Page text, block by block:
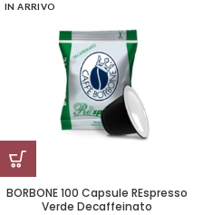
IN ARRIVO
BORBONE 100 Capsule REspresso
Verde Decaffeinato